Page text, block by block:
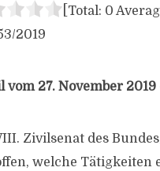
[Total: 0
2019
vom 27. November 2019
Zivilsenat des
welche